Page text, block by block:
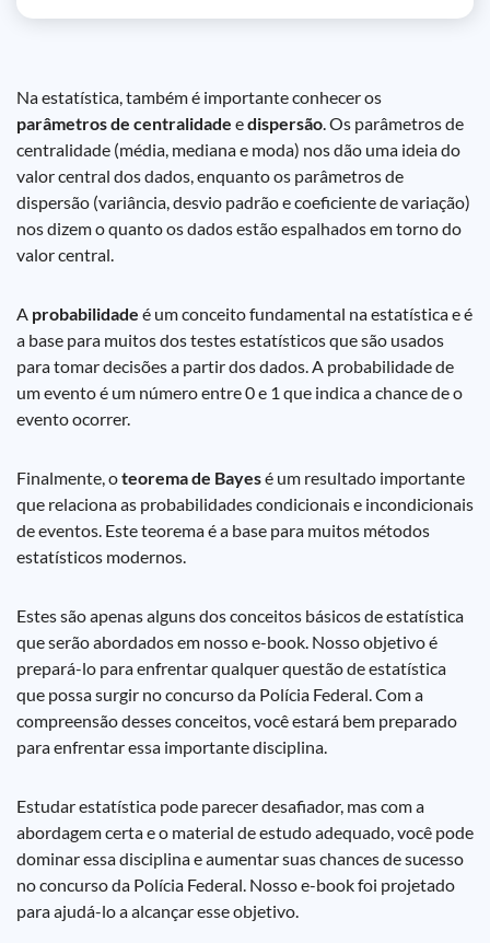
Na estatística, também é importante conhecer os
parâmetros de centralidade edispersão. Os parâmetros de
centralidade (média, mediana e moda) nos dão uma ideia do
valor central dos dados, enquanto os parâmetros de
dispersão (variância, desvio padrão e coeficiente de variação)
nos dizem o quanto os dados estão espalhados em torno do
valor central.
A probabilidade é um conceito fundamental na estatística e é
a base para muitos dos testes estatísticos que são usados
para tomar decisões a partir dos dados. A probabilidade de
um evento é um número entre 0 e 1 que indica a chance de o
evento ocorrer.
Finalmente, oteorema de Bayesé um resultado importante
que relaciona as probabilidades condicionais e incondicionais
de eventos. Este teorema é a base para muitos métodos
estatísticos modernos.
Estes são apenas alguns dos conceitos básicos de estatística
que serão abordados em nosso e-book. Nosso objetivo é
prepará-lo para enfrentar qualquer questão de estatística
que possa surgir no concurso da Polícia Federal. Com a
compreensão desses conceitos, você estará bem preparado
para enfrentar essa importante disciplina.
Estudar estatística pode parecer desafiador, mas com a
abordagem certa e o material de estudo adequado, você pode
dominar essa disciplina e aumentar suas chances de sucesso
no concurso da Polícia Federal. Nosso e-book foi projetado
para ajudá-lo a alcançar esse objetivo.